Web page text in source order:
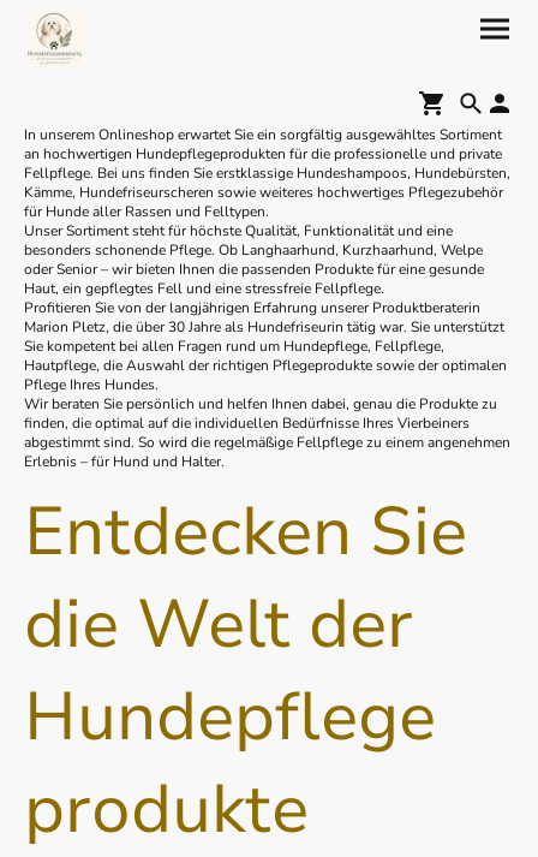
In unserem Onlineshop erwartet Sie ein sorgfältig ausgewähltes Sortiment
an hochwertigen Hundepflegeprodukten für die professionelle und private
Fellpflege. Bei uns finden Sie erstklassige Hundeshampoos, Hundebürsten,
Kämme, Hundefriseurscheren sowie weiteres hochwertiges Pflegezubehör
für Hunde aller Rassen und Felltypen.
Unser Sortiment steht für höchste Qualität, Funktionalität und eine
besonders schonende Pflege. Ob Langhaarhund, Kurzhaarhund, Welpe
oder Senior – wir bieten Ihnen die passenden Produkte für eine gesunde
Haut, ein gepflegtes Fell und eine stressfreie Fellpflege.
Profitieren Sie von der langjährigen Erfahrung unserer Produktberaterin
Marion Pletz, die über 30 Jahre als Hundefriseurin tätig war. Sie unterstützt
Sie kompetent bei allen Fragen rund um Hundepflege, Fellpflege,
Hautpflege, die Auswahl der richtigen Pflegeprodukte sowie der optimalen
Pflege Ihres Hundes.
Wir beraten Sie persönlich und helfen Ihnen dabei, genau die Produkte zu
finden, die optimal auf die individuellen Bedürfnisse Ihres Vierbeiners
abgestimmt sind. So wird die regelmäßige Fellpflege zu einem angenehmen
Erlebnis – für Hund und Halter.
Entdecken Sie
die Welt der
Hundepflege
produkte